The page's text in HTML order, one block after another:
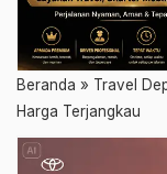
Beranda » Travel
Harga Terjangkau